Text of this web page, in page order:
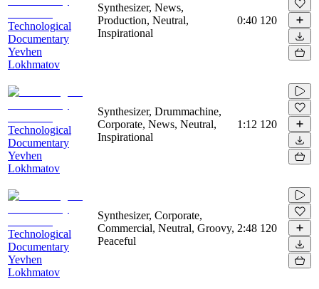
Technological
Documentary
Yevhen
Lokhmatov
Synthesizer, News,
Production, Neutral,
Inspirational
0:40 120
Technological
Documentary
Yevhen
Lokhmatov
Synthesizer, Drummachine,
Corporate, News, Neutral,
Inspirational
1:12 120
Technological
Documentary
Yevhen
Lokhmatov
Synthesizer, Corporate,
Commercial, Neutral, Groovy,
Peaceful
2:48 120